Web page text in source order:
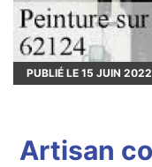
PUBLIÉ LE 15 JUIN 2022
Artisan